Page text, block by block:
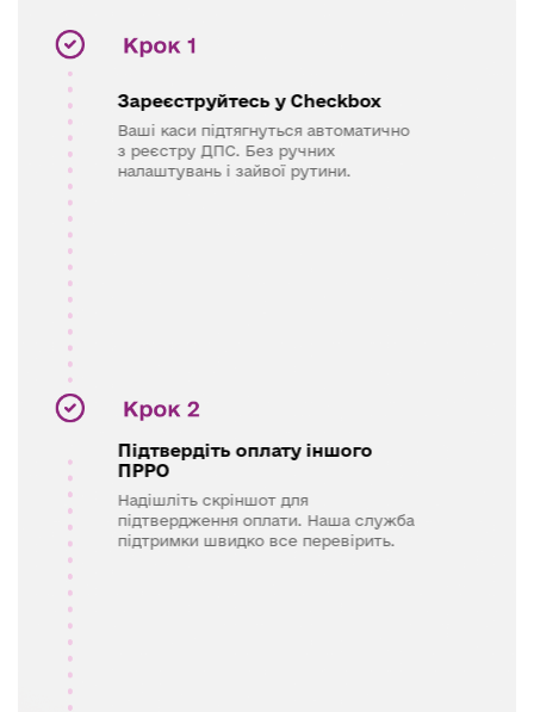
Зареєструйтесь у Checkbox
Ваші каси підтягнуться автоматично
з реєстру ДПС. Без ручних
налаштувань і зайвої рутини.
Підтвердіть оплату іншого
ПРРО
Надішліть скріншот для
підтвердження оплати. Наша служба
підтримки швидко все перевірить.